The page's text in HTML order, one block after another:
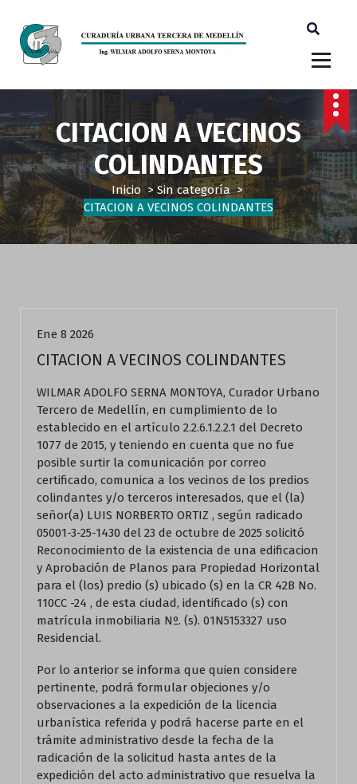
CITACION A VECINOS
COLINDANTES
Inicio>Sin categoría>
CITACION A VECINOS COLINDANTES
Ene 8 2026
CITACION A VECINOS COLINDANTES
WILMAR ADOLFO SERNA MONTOYA, Curador Urbano
Tercero de Medellín, en cumplimiento de lo
establecido en el artículo 2.2.6.1.2.2.1 del Decreto
1077 de 2015, y teniendo en cuenta que no fue
posible surtir la comunicación por correo
certificado, comunica a los vecinos de los predios
colindantes y/o terceros interesados, que el (la)
señor(a) LUIS NORBERTO ORTIZ , según radicado
05001-3-25-1430 del 23 de octubre de 2025 solicitó
Reconocimiento de la existencia de una edificacion
y Aprobación de Planos para Propiedad Horizontal
para el (los) predio (s) ubicado (s) en la CR 42B No.
110CC -24 , de esta ciudad, identificado (s) con
matrícula inmobiliaria Nº. (s). 01N5153327 uso
Residencial.
Por lo anterior se informa que quien considere
pertinente, podrá formular objeciones y/o
observaciones a la expedición de la licencia
urbanística referida y podrá hacerse parte en el
trámite administrativo desde la fecha de la
radicación de la solicitud hasta antes de la
expedición del acto administrativo que resuelva la